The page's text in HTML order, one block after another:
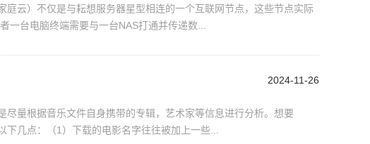
云）不仅是与耘想服务器星型相连的一个互联网节点，这些节点实际
一台电脑终端需要与一台NAS打通并传递数...
2024-11-26
量根据音乐文件自身携带的专辑，艺术家等信息进行分析。想要
几点：（1）下载的电影名字往往被加上一些...